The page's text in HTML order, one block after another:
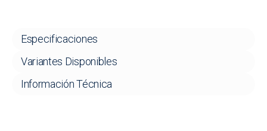
Especificaciones
Variantes Disponibles
Información Técnica